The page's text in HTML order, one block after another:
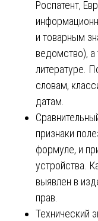
Роспатент,
и товарным
ведомство), а
литературе.
словам,
датам.
признаки
формуле, и
устройства.
выявлен в
прав.
Технический